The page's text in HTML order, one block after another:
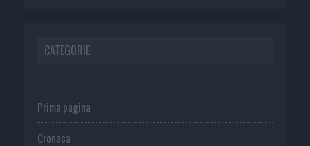
CATEGORIE
Prima pagina
Cronaca